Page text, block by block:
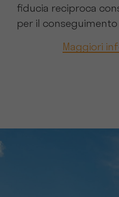
fiducia reciproca
per il
Maggiori